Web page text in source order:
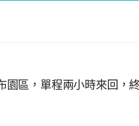
園區，單程兩小時來回，